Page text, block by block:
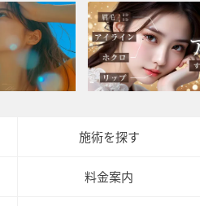
施術を探す
料金案内